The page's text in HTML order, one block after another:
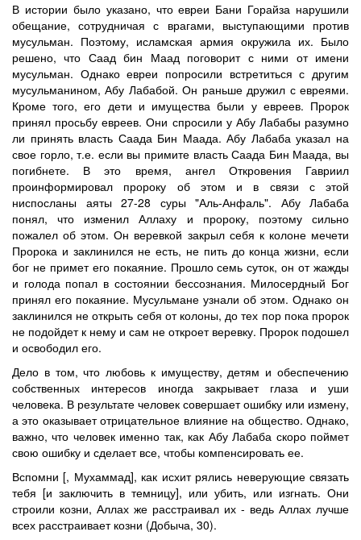
В истории было указано, что евреи Бани Горайза нарушили
обещание, сотрудничая с врагами, выступающими против
мусульман. Поэтому, исламская армия окружила их. Было
решено, что Саад бин Маад поговорит с ними от имени
мусульман. Однако евреи попросили встретиться с другим
мусульманином, Абу Лабабой. Он раньше дружил с евреями.
Кроме того, его дети и имущества были у евреев. Пророк
принял просьбу евреев. Они спросили у Абу Лабабы разумно
ли принять власть Саада Бин Маада. Абу Лабаба указал на
свое горло, т.е. если вы примите власть Саада Бин Маада, вы
погибнете. В это время, ангел Откровения Гавриил
проинформировал пророку об этом и в связи с этой
ниспосланы аяты 27-28 суры "Аль-Анфаль". Абу Лабаба
понял, что изменил Аллаху и пророку, поэтому сильно
пожалел об этом. Он веревкой закрыл себя к колоне мечети
Пророка и заклинился не есть, не пить до конца жизни, если
бог не примет его покаяние. Прошло семь суток, он от жажды
и голода попал в состоянии бессознания. Милосердный Бог
принял его покаяние. Мусульмане узнали об этом. Однако он
заклинился не открыть себя от колоны, до тех пор пока пророк
не подойдет к нему и сам не откроет веревку. Пророк подошел
и освободил его.
Дело в том, что любовь к имуществу, детям и обеспечению
собственных интересов иногда закрывает глаза и уши
человека. В результате человек совершает ошибку или измену,
а это оказывает отрицательное влияние на общество. Однако,
важно, что человек именно так, как Абу Лабаба скоро поймет
свою ошибку и сделает все, чтобы компенсировать ее.
Вспомни [, Мухаммад], как исхит рялись неверующие связать
тебя [и заключить в темницу], или убить, или изгнать. Они
строили козни, Аллах же расстраивал их - ведь Аллах лучше
всех расстраивает козни (Добыча, 30).